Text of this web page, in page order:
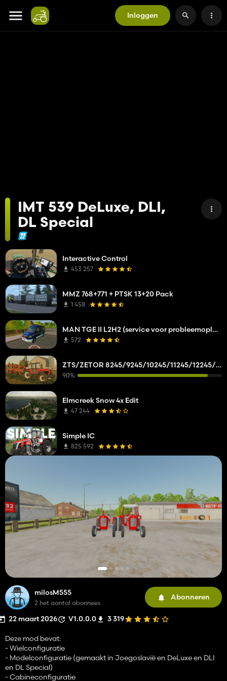
Inloggen
IMT 539 DeLuxe, DLI,
DL Special
milosM555
2 het aantal abonnees
Abonneren
22 maart 2026 V1.0.0.0 3 319
Deze mod bevat:
- Wielconfiguratie
- Modelconfiguratie (gemaakt in Joegoslavië en DeLuxe en DLI
en DL Special)
- Cabineconfiguratie
Interactive Control
453 257
MMZ 768+771 + PTSK 13+20 Pack
1 458
MAN TGE II L2H2 (service voor probleemoplossing van netwerkbedrijven)
572
ZTS/ZETOR 8245/9245/10245/11245/12245/14245/16245
90%
Elmcreek Snow 4x Edit
47 244
Simple IC
825 592